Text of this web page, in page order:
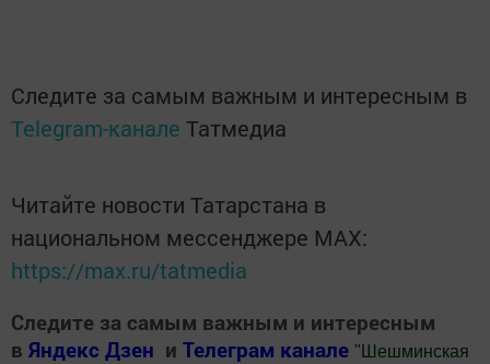
Следите за самым важным и интересным в
Telegram-канале Татмедиа
Читайте новости Татарстана в
национальном мессенджере MАХ:
https://max.ru/tatmedia
Следите за самым важным и интересным
в Яндекс Дзен и Телеграм канале " Шешминская